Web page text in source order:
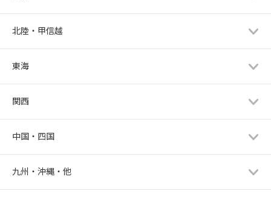
北陸・甲信越
東海
関西
中国・四国
九州・沖縄・他